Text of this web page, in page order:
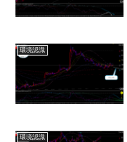
環境認識
環境認識